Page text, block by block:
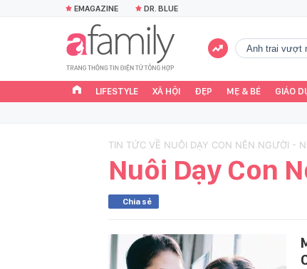
EMAGAZINE DR. BLUE
Anh trai vượt
LIFESTYLE XÃ HỘI ĐẸP MẸ & BÉ GIÁO
TIN TỨC VỀ NUÔI DẠY CON NÊN NGƯỜI -
Nuôi Dạy Con
Chia sẻ